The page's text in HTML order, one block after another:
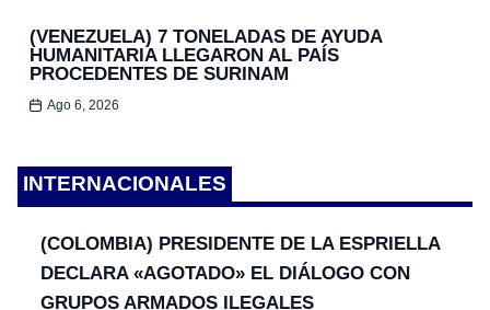
(VENEZUELA) 7 TONELADAS DE AYUDA
HUMANITARIA LLEGARON AL PAÍS
PROCEDENTES DE SURINAM
Ago 6, 2026
INTERNACIONALES
(COLOMBIA) PRESIDENTE DE LA ESPRIELLA
DECLARA «AGOTADO» EL DIÁLOGO CON
GRUPOS ARMADOS ILEGALES